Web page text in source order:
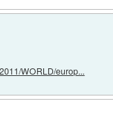
WORLD/europ...